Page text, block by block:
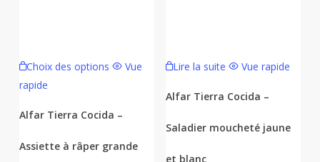
Choix des options
produit
plusieurs
Les
Vue
rapide
Alfar Tierra Cocida –
Assiette à râper grande
Lire la suite Vue rapide
Alfar Tierra Cocida –
Saladier moucheté jaune
et blanc